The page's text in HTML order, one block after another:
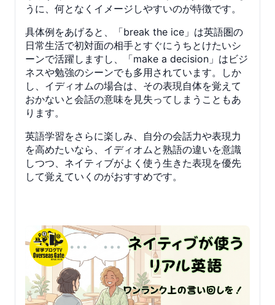
うに、何となくイメージしやすいのが特徴です。
具体例をあげると、「break the ice」は英語圏の
日常生活で初対面の相手とすぐにうちとけたいシ
ーンで活躍しますし、「make a decision」はビジ
ネスや勉強のシーンでも多用されています。しか
し、イディオムの場合は、その表現自体を覚えて
おかないと会話の意味を見失ってしまうこともあ
ります。
英語学習をさらに楽しみ、自分の会話力や表現力
を高めたいなら、イディオムと熟語の違いを意識
しつつ、ネイティブがよく使う生きた表現を優先
して覚えていくのがおすすめです。